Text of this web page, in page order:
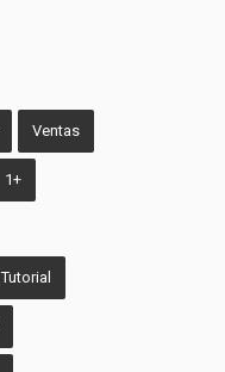
Ventas
1+
Tutorial